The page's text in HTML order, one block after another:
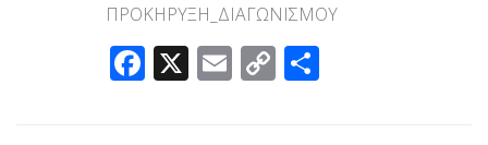
ΠΡΟΚΗΡΥΞΗ_ΔΙΑΓΩΝΙΣΜΟΥ
Facebook
X Email
Copy